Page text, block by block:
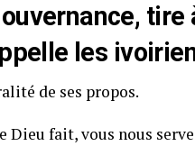
les
de ses propos.
Dieu fait, vous nous